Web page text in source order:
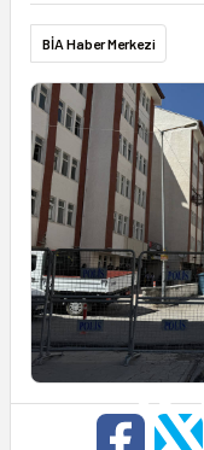
BİA Haber Merkezi